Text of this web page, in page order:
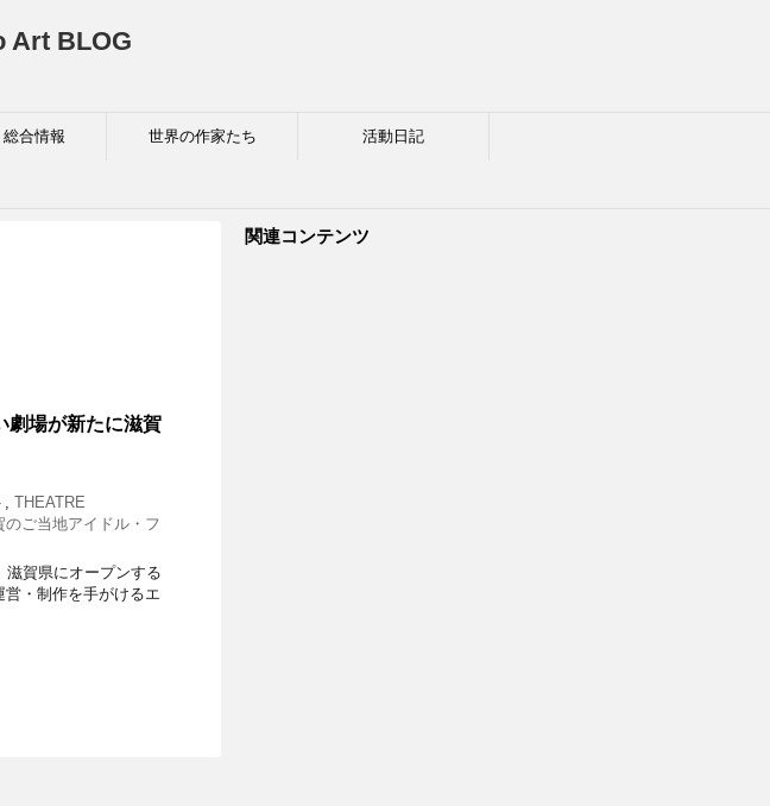
Art BLOG
総合情報 世界の作家たち 活動日記
劇場が新たに滋賀
, THEATRE
のご当地アイドル・フ
滋賀県にオープンする
・制作を手がけるエ
関連コンテンツ